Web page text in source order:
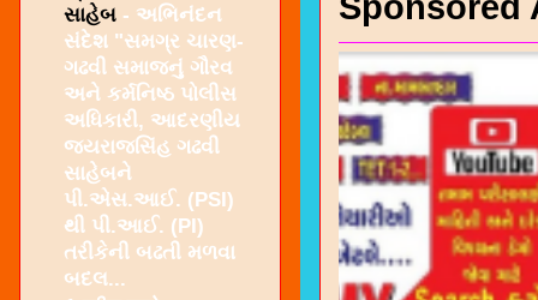
સાહેબ - અભિનંદન
સંદેશ "સમગ્ર ચારણ-
ગઢવી સમાજનું ગૌરવ
અને કર્મનિષ્ઠ પોલીસ
અધિકારી, આદરણીય
જયરાજસિંહ ગઢવી
સાહેબને
પી.એસ.આઈ. (PSI)
થી પી.આઈ. (PI)
તરીકેની બઢતી મળવા
બદલ...